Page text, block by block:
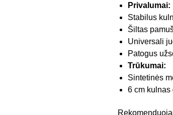
Privalumai:
Stabilus
Šiltas
Universali
Patogus
Trūkumai:
Sintetinės
6 cm kulnas